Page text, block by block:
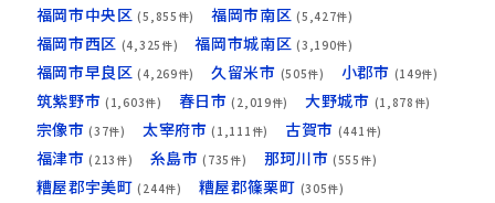
福岡市中央区 (5,855件) 福岡市南区 (5,427件)
福岡市西区 (4,325件) 福岡市城南区 (3,190件)
福岡市早良区 (4,269件) 久留米市 (505件) 小郡市 (149件)
筑紫野市 (1,603件) 春日市 (2,019件) 大野城市 (1,878件)
宗像市 (37件) 太宰府市 (1,111件) 古賀市 (441件)
福津市 (213件) 糸島市 (735件) 那珂川市 (555件)
糟屋郡宇美町 (244件) 糟屋郡篠栗町 (305件)